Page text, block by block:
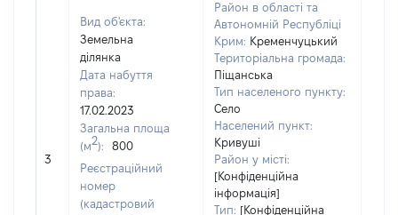
3
Вид об'єкта:
Земельна
ділянка
Дата набуття
права:
17.02.2023
Загальна площа
(м2):
800
Реєстраційний
номер
(кадастровий
Район в області та
Автономній Республіці
Крим: Кременчуцький
Територіальна громада:
Піщанська
Тип населеного пункту:
Село
Населений пункт:
Кривуші
Район у місті:
[Конфіденційна
інформація]
Тип: [Конфіденційна